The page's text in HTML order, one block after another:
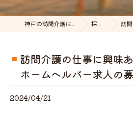
神戸の訪問介護はケアステーションDear 採用ブログ 訪問介護
訪問介護の仕事に興味
ホームヘルパー求人の
2024/04/21